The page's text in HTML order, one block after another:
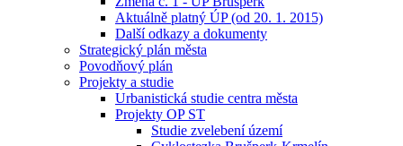
Aktuálně platný ÚP (od 20. 1. 2015)
Další odkazy a dokumenty
Strategický plán města
Povodňový plán
Projekty a studie
Urbanistická studie centra města
Projekty OP ST
Studie zvelebení území